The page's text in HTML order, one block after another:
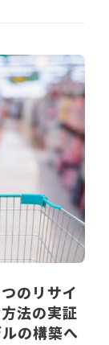
のリサイ
法の実証
の構築へ